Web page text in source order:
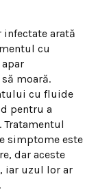
arată
cu
moară.
cu fluide
pentru a
simptome este
dar aceste
iar uzul lor ar